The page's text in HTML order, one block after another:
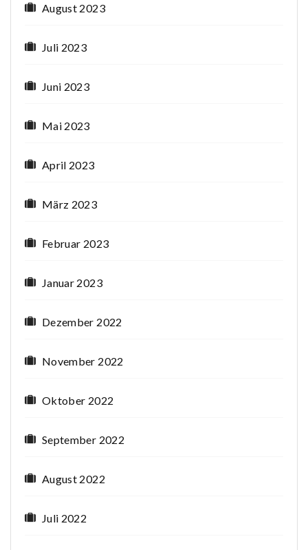
August 2023
Juli 2023
Juni 2023
Mai 2023
April 2023
März 2023
Februar 2023
Januar 2023
Dezember 2022
November 2022
Oktober 2022
September 2022
August 2022
Juli 2022